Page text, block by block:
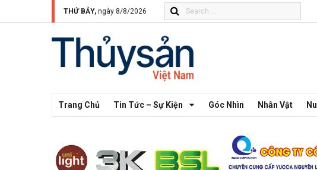
THỨ BẢY, ngày 8/8/2026
Trang Chủ Tin Tức – Sự Kiện Góc Nhìn Nhân Vật